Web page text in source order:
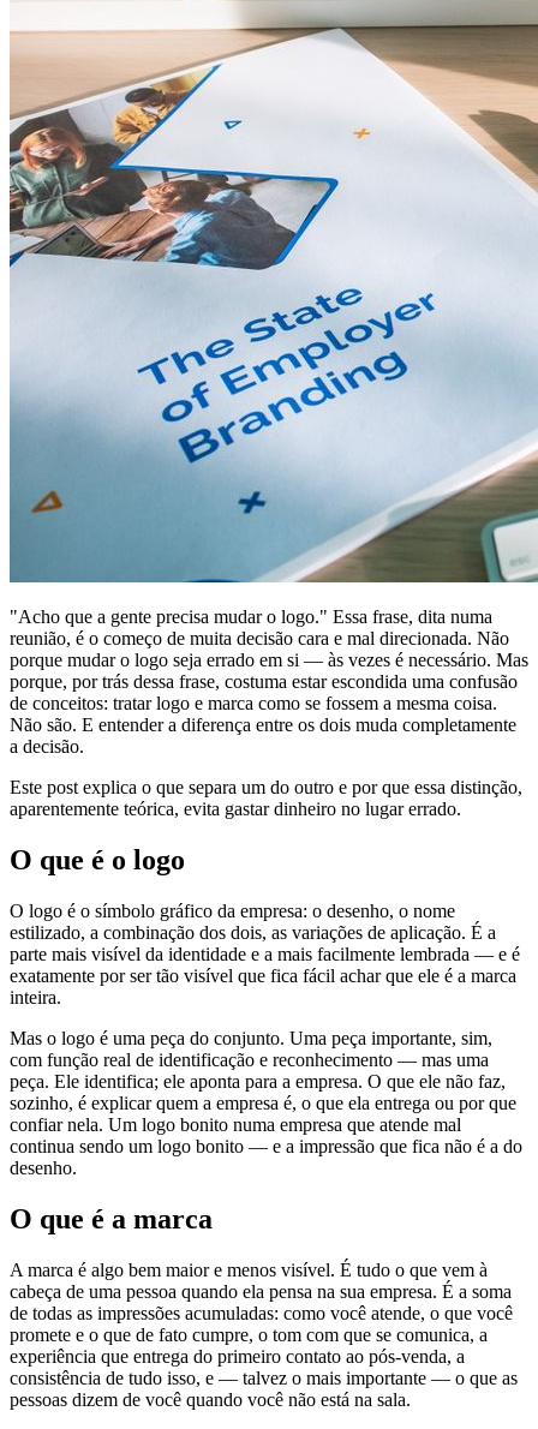
"Acho que a gente precisa mudar o logo." Essa frase, dita numa
reunião, é o começo de muita decisão cara e mal direcionada. Não
porque mudar o logo seja errado em si — às vezes é necessário. Mas
porque, por trás dessa frase, costuma estar escondida uma confusão
de conceitos: tratar logo e marca como se fossem a mesma coisa.
Não são. E entender a diferença entre os dois muda completamente
a decisão.
Este post explica o que separa um do outro e por que essa distinção,
aparentemente teórica, evita gastar dinheiro no lugar errado.
O que é o logo
O logo é o símbolo gráfico da empresa: o desenho, o nome
estilizado, a combinação dos dois, as variações de aplicação. É a
parte mais visível da identidade e a mais facilmente lembrada — e é
exatamente por ser tão visível que fica fácil achar que ele é a marca
inteira.
Mas o logo é uma peça do conjunto. Uma peça importante, sim,
com função real de identificação e reconhecimento — mas uma
peça. Ele identifica; ele aponta para a empresa. O que ele não faz,
sozinho, é explicar quem a empresa é, o que ela entrega ou por que
confiar nela. Um logo bonito numa empresa que atende mal
continua sendo um logo bonito — e a impressão que fica não é a do
desenho.
O que é a marca
A marca é algo bem maior e menos visível. É tudo o que vem à
cabeça de uma pessoa quando ela pensa na sua empresa. É a soma
de todas as impressões acumuladas: como você atende, o que você
promete e o que de fato cumpre, o tom com que se comunica, a
experiência que entrega do primeiro contato ao pós-venda, a
consistência de tudo isso, e — talvez o mais importante — o que as
pessoas dizem de você quando você não está na sala.